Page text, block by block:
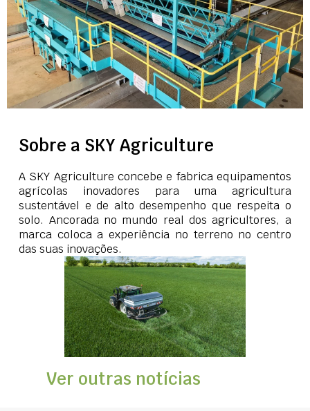
Sobre a SKY Agriculture
A SKY Agriculture concebe e fabrica equipamentos
agrícolas inovadores para uma agricultura
sustentável e de alto desempenho que respeita o
solo. Ancorada no mundo real dos agricultores, a
marca coloca a experiência no terreno no centro
das suas inovações.
Ver outras notícias